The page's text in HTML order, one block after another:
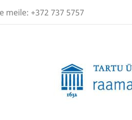
meile: +372 737 5757